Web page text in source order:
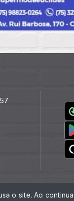
o site. Ao